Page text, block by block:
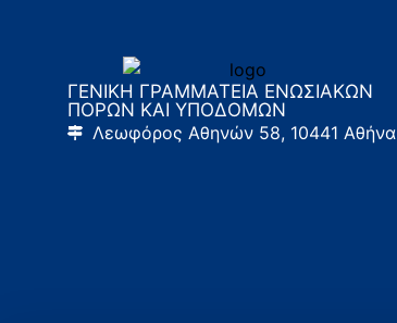
ΓΕΝΙΚΗ ΓΡΑΜΜΑΤΕΙΑ ΕΝΩΣΙΑΚΩΝ
ΠΟΡΩΝ ΚΑΙ ΥΠΟΔΟΜΩΝ
Λεωφόρος Αθηνών 58, 10441 Αθήνα